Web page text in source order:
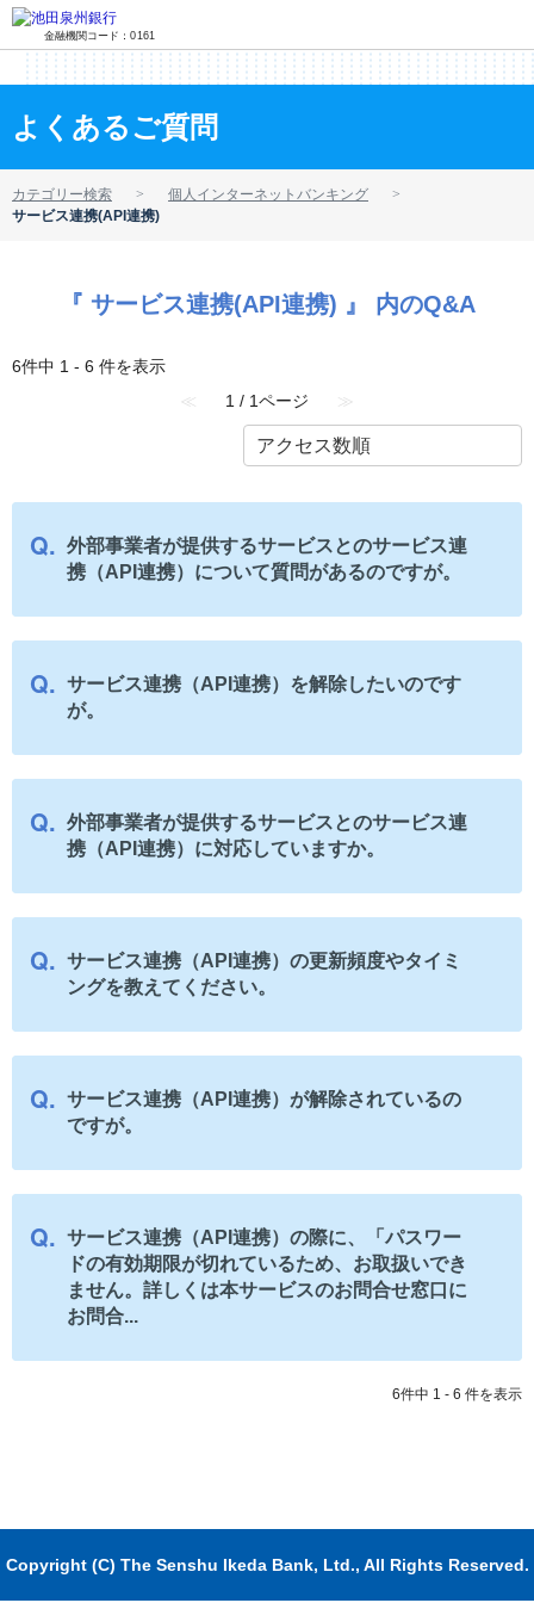
金融機関コード：0161
よくあるご質問
カテゴリー検索
個人インターネットバンキング
サービス連携(API連携)
『 サービス連携(API連携) 』 内のQ&A
6件中 1 - 6 件を表示
≪
1 / 1ページ ≫
外部事業者が提供するサービスとのサービス連
携（API連携）について質問があるのですが。
サービス連携（API連携）を解除したいのです
が。
外部事業者が提供するサービスとのサービス連
携（API連携）に対応していますか。
サービス連携（API連携）の更新頻度やタイミ
ングを教えてください。
サービス連携（API連携）が解除されているの
ですが。
サービス連携（API連携）の際に、「パスワー
ドの有効期限が切れているため、お取扱いでき
ません。詳しくは本サービスのお問合せ窓口に
お問合...
6件中 1 - 6 件を表示
Copyright (C) The Senshu Ikeda Bank, Ltd., All Rights Reserved.